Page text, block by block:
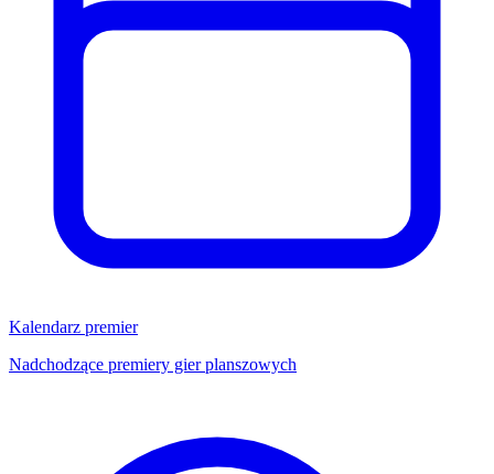
Kalendarz premier
Nadchodzące premiery gier planszowych